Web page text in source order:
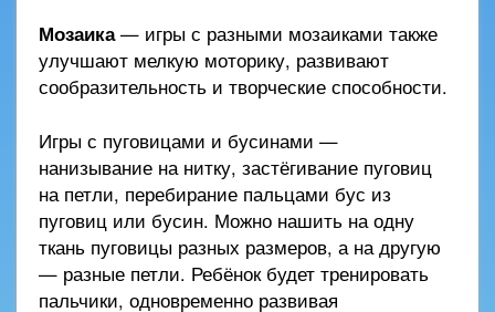
Мозаика— игры с разными мозаиками также
улучшают мелкую моторику, развивают
сообразительность и творческие способности.
Игры с пуговицами и бусинами —
нанизывание на нитку, застёгивание пуговиц
на петли, перебирание пальцами бус из
пуговиц или бусин. Можно нашить на одну
ткань пуговицы разных размеров, а на другую
— разные петли. Ребёнок будет тренировать
пальчики, одновременно развивая